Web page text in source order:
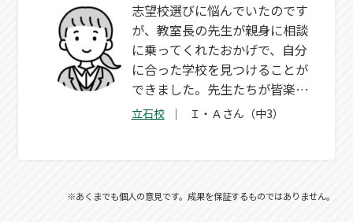
志望校選びに悩んでいたのです
が、教室長の先生が親身に相談
に乗ってくれたおかげで、自分
に合った学校を見つけることが
できました。先生たちが皆楽し
い授業をしてくれたので、WAM
立石校 Ｉ・Ａさん（中3）
※あくまでも個人の意見です。成果を保証するものではありません。